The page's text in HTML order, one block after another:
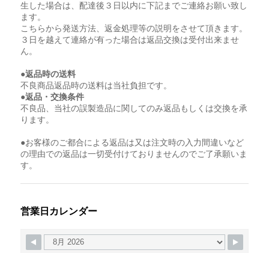
生した場合は、配達後３日以内に下記までご連絡お願い致し
ます。
こちらから発送方法、返金処理等の説明をさせて頂きます。
３日を越えて連絡が有った場合は返品交換は受付出来ませ
ん。
●返品時の送料
不良商品返品時の送料は当社負担です。
●返品・交換条件
不良品、当社の誤製造品に関してのみ返品もしくは交換を承
ります。
●お客様のご都合による返品は又は注文時の入力間違いなど
の理由での返品は一切受付けておりませんのでご了承願いま
す。
営業日カレンダー